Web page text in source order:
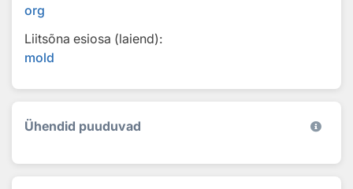
org
Liitsõna esiosa (laiend):
mold
Ühendid puuduvad